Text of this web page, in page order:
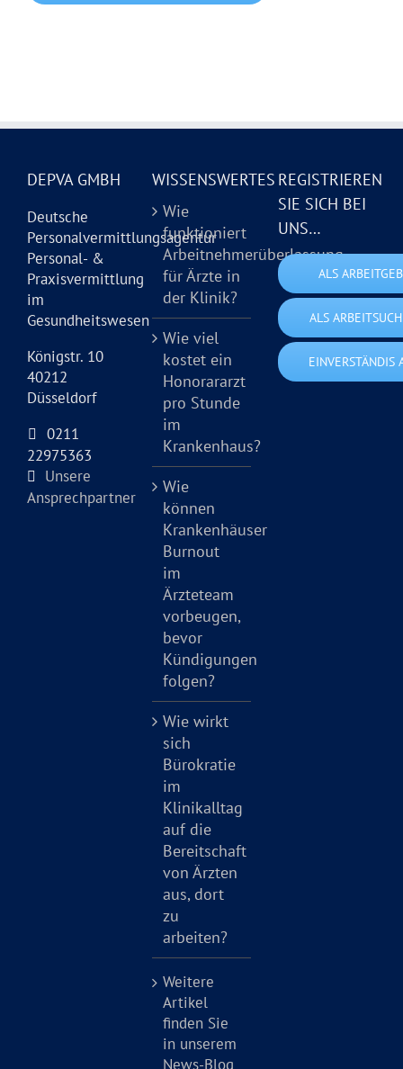
DEPVA GMBH
Deutsche
Personalvermittlungsagentur
Personal- &
Praxisvermittlung
im
Gesundheitswesen
Königstr. 10
40212
Düsseldorf
0211
22975363
Unsere
Ansprechpartner
WISSENSWERTES
Wie
funktioniert
Arbeitnehmerüberlassung
für Ärzte in
der Klinik?
Wie viel
kostet ein
Honorararzt
pro Stunde
im
Krankenhaus?
Wie
können
Krankenhäuser
Burnout
im
Ärzteteam
vorbeugen,
bevor
Kündigungen
folgen?
Wie wirkt
sich
Bürokratie
im
Klinikalltag
auf die
Bereitschaft
von Ärzten
aus, dort
zu
arbeiten?
Weitere
Artikel
finden Sie
in unserem
News-Blog
REGISTRIEREN
SIE SICH BEI
UNS…
ALS
ALS
EINVERSTÄNDIS